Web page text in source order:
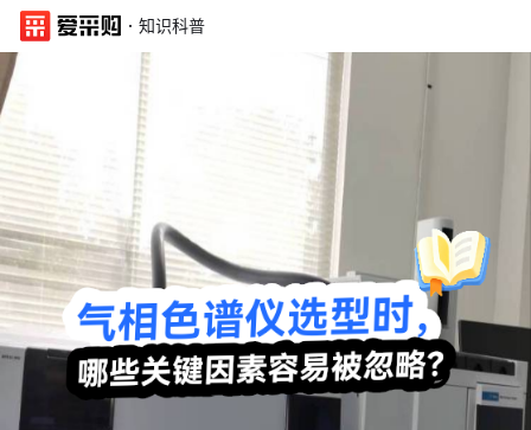
· 知识科普